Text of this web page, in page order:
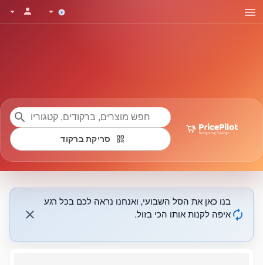
menu
arrow_drop_down
person
arrow_drop_down
search
qr_code סריקת ברקוד
autorenew
בנו כאן את הסל השבועי, ואנחנו נראה לכם בכל רגע
איפה לקנות אותו הכי בזול.
close